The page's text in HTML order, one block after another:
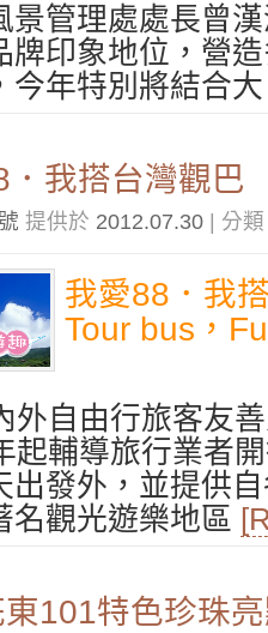
景管理處處長曾
牌印象地位，營
今年特別將結合
．我搭台灣觀巴
提供於 2012.07.30 | 分
我愛88．我
Tour bus，
自由行旅客友
起輔導旅行業者
出發外，並提供
名觀光遊樂地區
101特色珍珠